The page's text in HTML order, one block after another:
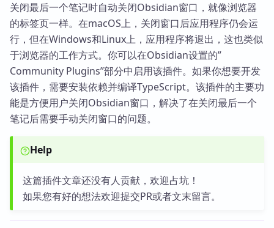
关闭最后一个笔记时自动关闭Obsidian窗口，就像浏览器
的标签页一样。在macOS上，关闭窗口后应用程序仍会运
行，但在Windows和Linux上，应用程序将退出，这也类似
于浏览器的工作方式。你可以在Obsidian设置的”
Community Plugins”部分中启用该插件。如果你想要开发
该插件，需要安装依赖并编译TypeScript。该插件的主要功
能是方便用户关闭Obsidian窗口，解决了在关闭最后一个
笔记后需要手动关闭窗口的问题。
Help
这篇插件文章还没有人贡献，欢迎占坑！
如果您有好的想法欢迎提交PR或者文末留言。